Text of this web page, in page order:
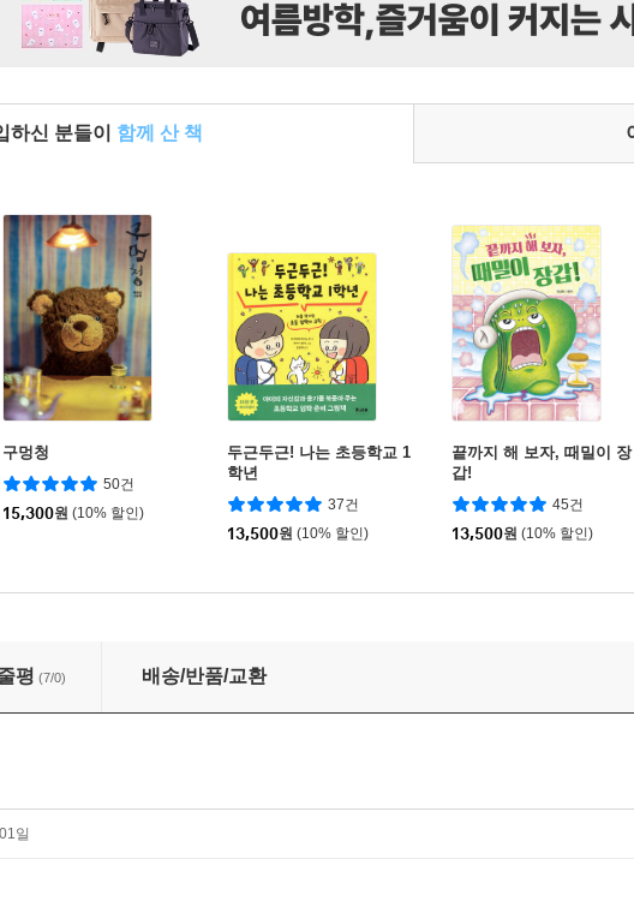
하신 분들이 함께 산 책
구멍청
50건
15,300원 (10% 할인)
두근두근! 나는 초등학교 1
학년
37건
13,500원 (10% 할인)
끝까지 해 보자, 때밀이 장
갑!
45건
13,500원 (10% 할인)
평 (7/0) 배송/반품/교환
일